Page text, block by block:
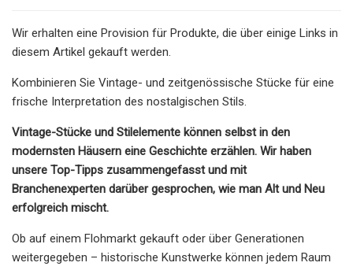
Wir erhalten eine Provision für Produkte, die über einige Links in
diesem Artikel gekauft werden.
Kombinieren Sie Vintage- und zeitgenössische Stücke für eine
frische Interpretation des nostalgischen Stils.
Vintage-Stücke und Stilelemente können selbst in den
modernsten Häusern eine Geschichte erzählen. Wir haben
unsere Top-Tipps zusammengefasst und mit
Branchenexperten darüber gesprochen, wie man Alt und Neu
erfolgreich mischt.
Ob auf einem Flohmarkt gekauft oder über Generationen
weitergegeben – historische Kunstwerke können jedem Raum